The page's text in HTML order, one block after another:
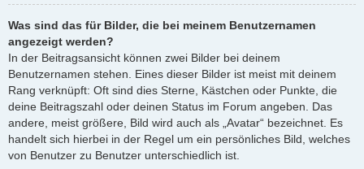
Was sind das für Bilder, die bei meinem Benutzernamen
angezeigt werden?
In der Beitragsansicht können zwei Bilder bei deinem
Benutzernamen stehen. Eines dieser Bilder ist meist mit deinem
Rang verknüpft: Oft sind dies Sterne, Kästchen oder Punkte, die
deine Beitragszahl oder deinen Status im Forum angeben. Das
andere, meist größere, Bild wird auch als „Avatar“ bezeichnet. Es
handelt sich hierbei in der Regel um ein persönliches Bild, welches
von Benutzer zu Benutzer unterschiedlich ist.